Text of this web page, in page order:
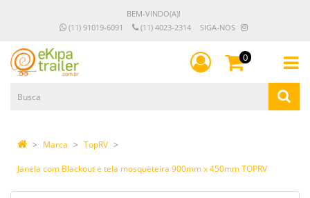
BEM-VINDO(A)!
(11) 91019-6091
(11) 4023-2314 SIGA-NOS
0
Marca TopRV
Janela com Blackout e tela mosqueteira 900mm x 450mm TOPRV